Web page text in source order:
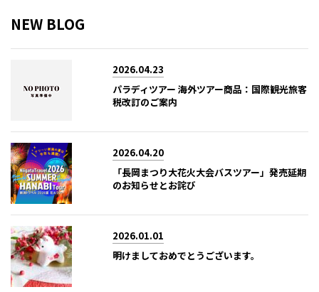
NEW BLOG
2026.04.23
パラディツアー 海外ツアー商品：国際観光旅客
税改訂のご案内
2026.04.20
「長岡まつり大花火大会バスツアー」発売延期
のお知らせとお詫び
2026.01.01
明けましておめでとうございます。